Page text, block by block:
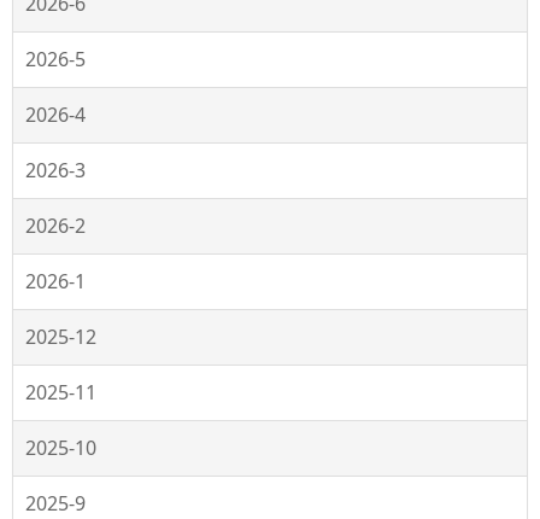
2026-5
2026-4
2026-3
2026-2
2026-1
2025-12
2025-11
2025-10
2025-9